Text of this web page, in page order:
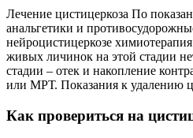
Лечение цистицеркоза По
анальгетики и
нейроцистицеркозе
живых личинок на этой стадии
стадии – отек и накопление
или МРТ. Показания к удалению
Как провериться на